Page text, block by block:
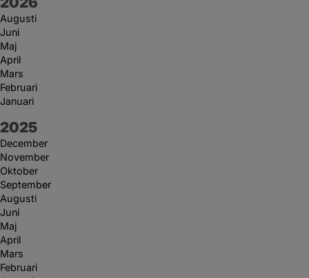
Augusti
Juni
Maj
April
Mars
Februari
Januari
År:
2025
December
November
Oktober
September
Augusti
Juni
Maj
April
Mars
Februari